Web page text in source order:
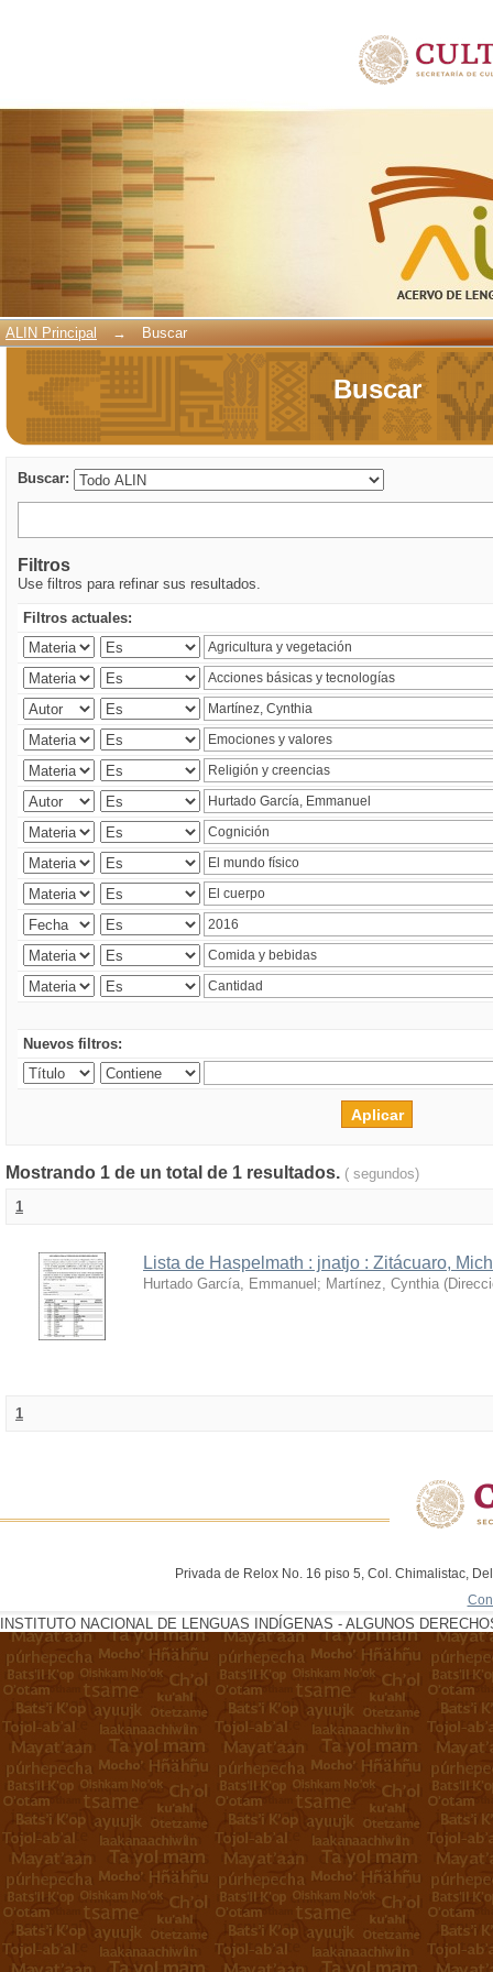
ALIN Principal → Buscar
Buscar
Buscar:
Filtros
Use filtros para refinar sus resultados.
Filtros actuales:
Nuevos filtros:
Mostrando 1 de un total de 1 resultados. ( segundos)
1
Lista de Haspelmath : jnatjo : Zitácuaro,
Hurtado García, Emmanuel ; Martínez, Cynthia (
1
Privada de Relox No. 16 piso 5, Col. Chimalistac,
INSTITUTO NACIONAL DE LENGUAS INDÍGENAS - ALGUNOS